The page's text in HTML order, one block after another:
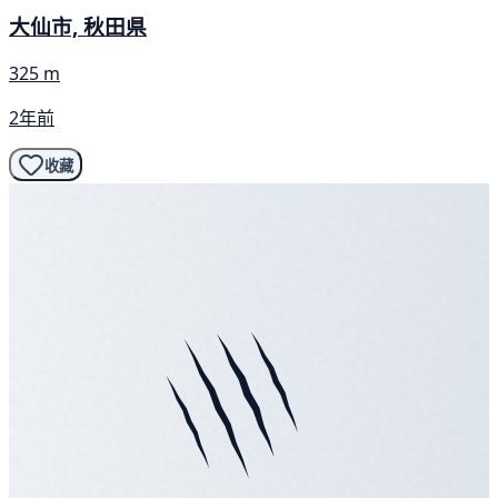
大仙市, 秋田県
325 m
2年前
收藏